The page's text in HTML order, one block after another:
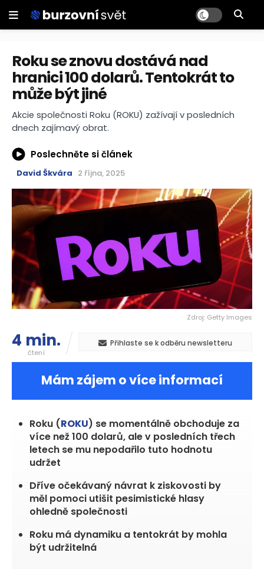
Roku se znovu dostává nad
hranici 100 dolarů. Tentokrát to
může být jiné
Akcie společnosti Roku (ROKU) zažívají v posledních
dnech zajímavý obrat.
Poslechněte si článek
David Škvára 2 října, 2025
Zdroj: Getty Images
4 min.
čtení
Přihlaste se k odběru newsletteru
Mám zájem o více informací
Roku (ROKU) se momentálně obchoduje za
více než 100 dolarů, ale v posledních třech
letech se mu nepodařilo tuto hodnotu
udržet
Dříve očekávaný návrat k ziskovosti by
měl pomoci utišit pesimistické hlasy
ohledně společnosti
Roku má dynamiku a tentokrát by mohla
být udržitelná